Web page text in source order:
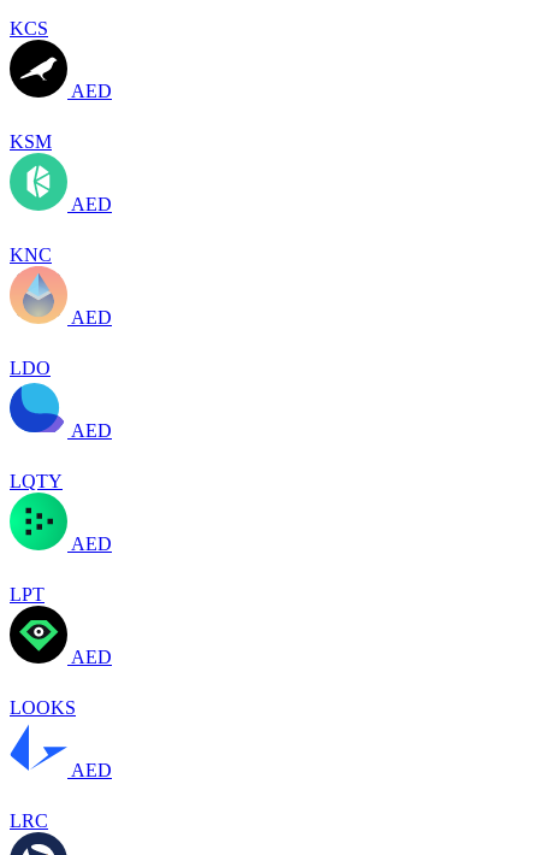
KCS
AED
KSM
AED
KNC
AED
LDO
AED
LQTY
AED
LPT
AED
LOOKS
AED
LRC